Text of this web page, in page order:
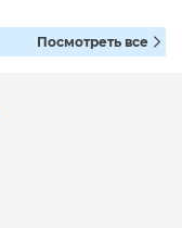
Посмотреть все